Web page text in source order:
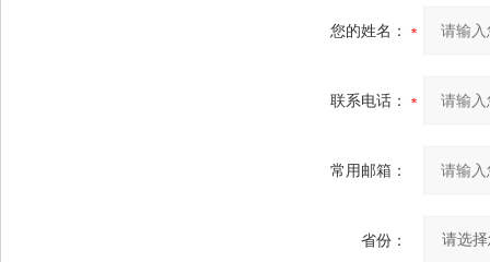
您的姓名：
联系电话：
常用邮箱：
省份：